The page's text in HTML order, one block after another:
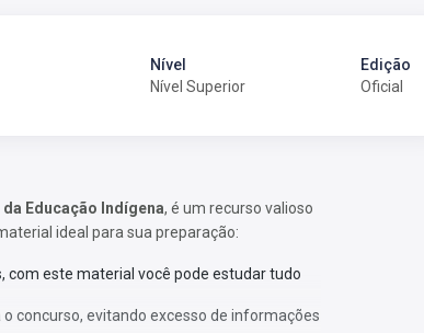
Nível
Nível Superior
Edição
Oficial
Educação Indígena, é um recurso valioso
ideal para sua preparação:
com este material você pode estudar tudo
concurso, evitando excesso de informações